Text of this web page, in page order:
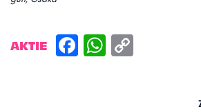
AKTIE